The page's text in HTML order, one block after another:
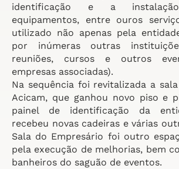
identificação e a
equipamentos, entre ouros
utilizado não apenas pela
por inúmeras outras
reuniões, cursos e outros
empresas associadas).
Na sequência foi revitalizada a
Acicam, que ganhou novo piso e
painel de identificação da
recebeu novas cadeiras e várias
Sala do Empresário foi outro
pela execução de melhorias, bem
banheiros do saguão de eventos.